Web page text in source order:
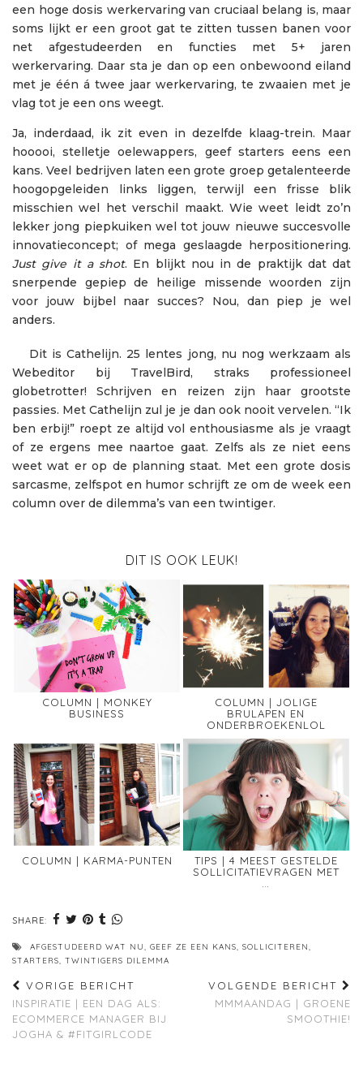
een hoge dosis werkervaring van cruciaal belang is, maar
soms lijkt er een groot gat te zitten tussen banen voor
net afgestudeerden en functies met 5+ jaren
werkervaring. Daar sta je dan op een onbewoond eiland
met je één á twee jaar werkervaring, te zwaaien met je
vlag tot je een ons weegt.
Ja, inderdaad, ik zit even in dezelfde klaag-trein. Maar
hooooi, stelletje oelewappers, geef starters eens een
kans. Veel bedrijven laten een grote groep getalenteerde
hoogopgeleiden links liggen, terwijl een frisse blik
misschien wel het verschil maakt. Wie weet leidt zo’n
lekker jong piepkuiken wel tot jouw nieuwe succesvolle
innovatieconcept; of mega geslaagde herpositionering.
Just give it a shot. En blijkt nou in de praktijk dat dat
snerpende gepiep de heilige missende woorden zijn
voor jouw bijbel naar succes? Nou, dan piep je wel
anders.
Dit is Cathelijn. 25 lentes jong, nu nog werkzaam als
Webeditor bij TravelBird, straks professioneel
globetrotter! Schrijven en reizen zijn haar grootste
passies. Met Cathelijn zul je je dan ook nooit vervelen. “Ik
ben erbij!” roept ze altijd vol enthousiasme als je vraagt
of ze ergens mee naartoe gaat. Zelfs als ze niet eens
weet wat er op de planning staat. Met een grote dosis
sarcasme, zelfspot en humor schrijft ze om de week een
column over de dilemma’s van een twintiger.
DIT IS OOK LEUK!
COLUMN | MONKEY
BUSINESS
COLUMN | JOLIGE
BRULAPEN EN
ONDERBROEKENLOL
COLUMN | KARMA-PUNTEN
TIPS | 4 MEEST GESTELDE
SOLLICITATIEVRAGEN MET
…
SHARE:
AFGESTUDEERD WAT NU, GEEF ZE EEN KANS, SOLLICITEREN,
STARTERS, TWINTIGERS DILEMMA
VORIGE BERICHT
INSPIRATIE | EEN DAG ALS:
ECOMMERCE MANAGER BIJ
JOGHA & #FITGIRLCODE
VOLGENDE BERICHT
MMMAANDAG | GROENE
SMOOTHIE!